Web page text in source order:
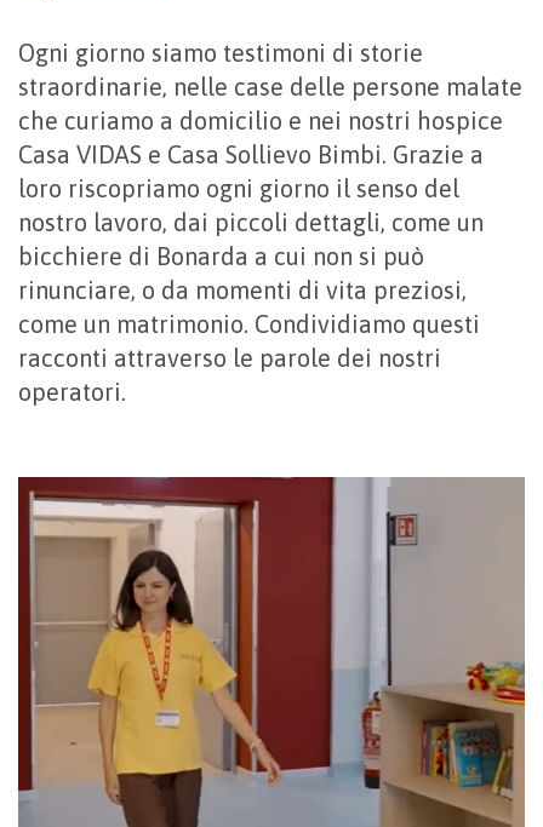
Ogni giorno siamo testimoni di storie
straordinarie, nelle case delle persone malate
che curiamo a domicilio e nei nostri hospice
Casa VIDAS e Casa Sollievo Bimbi. Grazie a
loro riscopriamo ogni giorno il senso del
nostro lavoro, dai piccoli dettagli, come un
bicchiere di Bonarda a cui non si può
rinunciare, o da momenti di vita preziosi,
come un matrimonio. Condividiamo questi
racconti attraverso le parole dei nostri
operatori.